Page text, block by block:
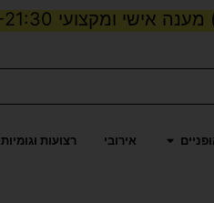
ומקצועי 9:00-21:30 / טלפון:
פתח אליפטיקל ואופניים
אירובי רצועות וגומיות